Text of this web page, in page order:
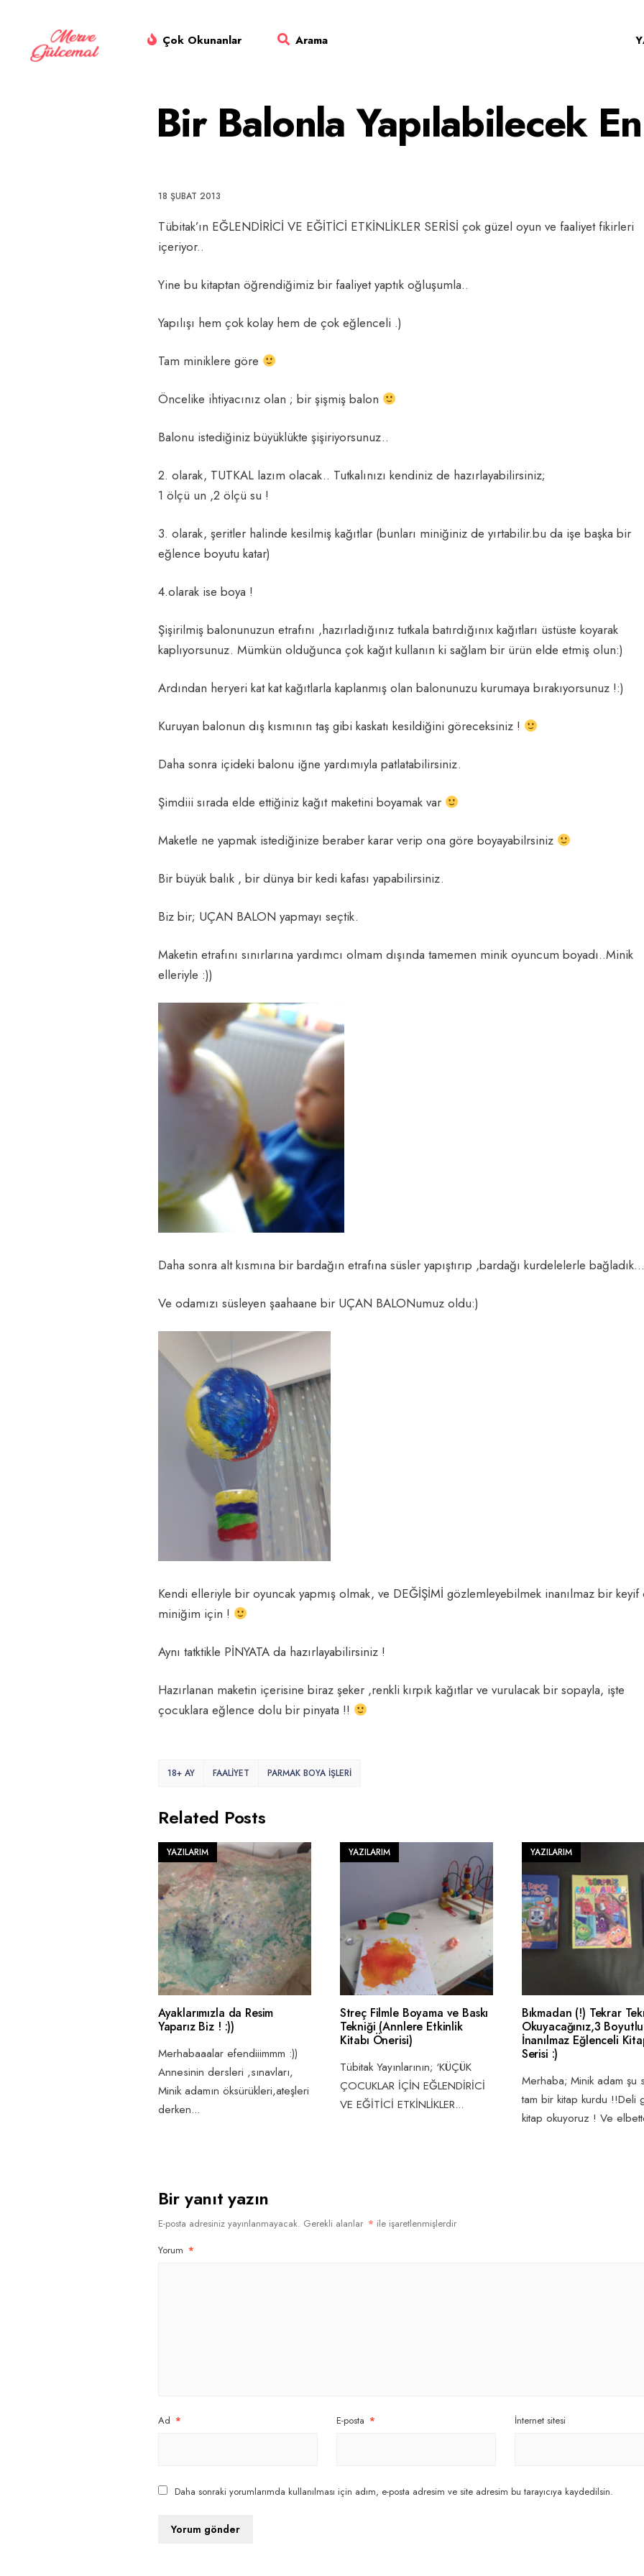
content
Çok Okunanlar Arama
Bir Balonla Yapılabilecek
18 ŞUBAT 2013
Tübitak’ın EĞLENDİRİCİ VE EĞİTİCİ ETKİNLİKLER SERİSİ çok güzel oyun ve faaliyet fikirleri
içeriyor..
Yine bu kitaptan öğrendiğimiz bir faaliyet yaptık oğluşumla..
Yapılışı hem çok kolay hem de çok eğlenceli .)
Tam miniklere göre
Öncelike ihtiyacınız olan ; bir şişmiş balon
Balonu istediğiniz büyüklükte şişiriyorsunuz..
2. olarak, TUTKAL lazım olacak.. Tutkalınızı kendiniz de hazırlayabilirsiniz;
1 ölçü un ,2 ölçü su !
3. olarak, şeritler halinde kesilmiş kağıtlar (bunları miniğiniz de yırtabilir.bu da işe başka bir
eğlence boyutu katar)
4.olarak ise boya !
Şişirilmiş balonunuzun etrafını ,hazırladığınız tutkala batırdığınıx kağıtları üstüste koyarak
kaplıyorsunuz. Mümkün olduğunca çok kağıt kullanın ki sağlam bir ürün elde etmiş olun:)
Ardından heryeri kat kat kağıtlarla kaplanmış olan balonunuzu kurumaya bırakıyorsunuz !:)
Kuruyan balonun dış kısmının taş gibi kaskatı kesildiğini göreceksiniz !
Daha sonra içideki balonu iğne yardımıyla patlatabilirsiniz.
Şimdiii sırada elde ettiğiniz kağıt maketini boyamak var
Maketle ne yapmak istediğinize beraber karar verip ona göre boyayabilrsiniz
Bir büyük balık , bir dünya bir kedi kafası yapabilirsiniz.
Biz bir; UÇAN BALON yapmayı seçtik.
Maketin etrafını sınırlarına yardımcı olmam dışında tamemen minik oyuncum boyadı..Minik
elleriyle :))
Daha sonra alt kısmına bir bardağın etrafına süsler yapıştırıp ,bardağı kurdelelerle bağladık…
Ve odamızı süsleyen şaahaane bir UÇAN BALONumuz oldu:)
Kendi elleriyle bir oyuncak yapmış olmak, ve DEĞİŞİMİ gözlemleyebilmek inanılmaz bir
miniğim için !
Aynı tatktikle PİNYATA da hazırlayabilirsiniz !
Hazırlanan maketin içerisine biraz şeker ,renkli kırpık kağıtlar ve vurulacak bir sopayla, işte
çocuklara eğlence dolu bir pinyata !!
18+ AY FAALİYET PARMAK BOYA İŞLERİ
Related Posts
YAZILARIM
Ayaklarımızla da Resim
Yaparız Biz ! :))
Merhabaaalar efendiiimmm :))
Annesinin dersleri ,sınavları,
Minik adamın öksürükleri,ateşleri
derken...
YAZILARIM
Streç Filmle Boyama ve Baskı
Tekniği (Annlere Etkinlik
Kitabı Önerisi)
Tübitak Yayınlarının; ‘KÜÇÜK
ÇOCUKLAR İÇİN EĞLENDİRİCİ
VE EĞİTİCİ ETKİNLİKLER...
YAZILARIM
Bıkmadan (!) Tekrar
Okuyacağınız,3
İnanılmaz Eğlenceli
Serisi :)
Merhaba; Minik adam şu
tam bir kitap kurdu !!Deli
kitap okuyoruz ! Ve
Bir yanıt yazın
E-posta adresiniz yayınlanmayacak. Gerekli alanlar * ile işaretlenmişlerdir
Yorum *
Ad * E-posta * İnternet sitesi
Daha sonraki yorumlarımda kullanılması için adım, e-posta adresim ve site adresim bu tarayıcıya kaydedilsin.